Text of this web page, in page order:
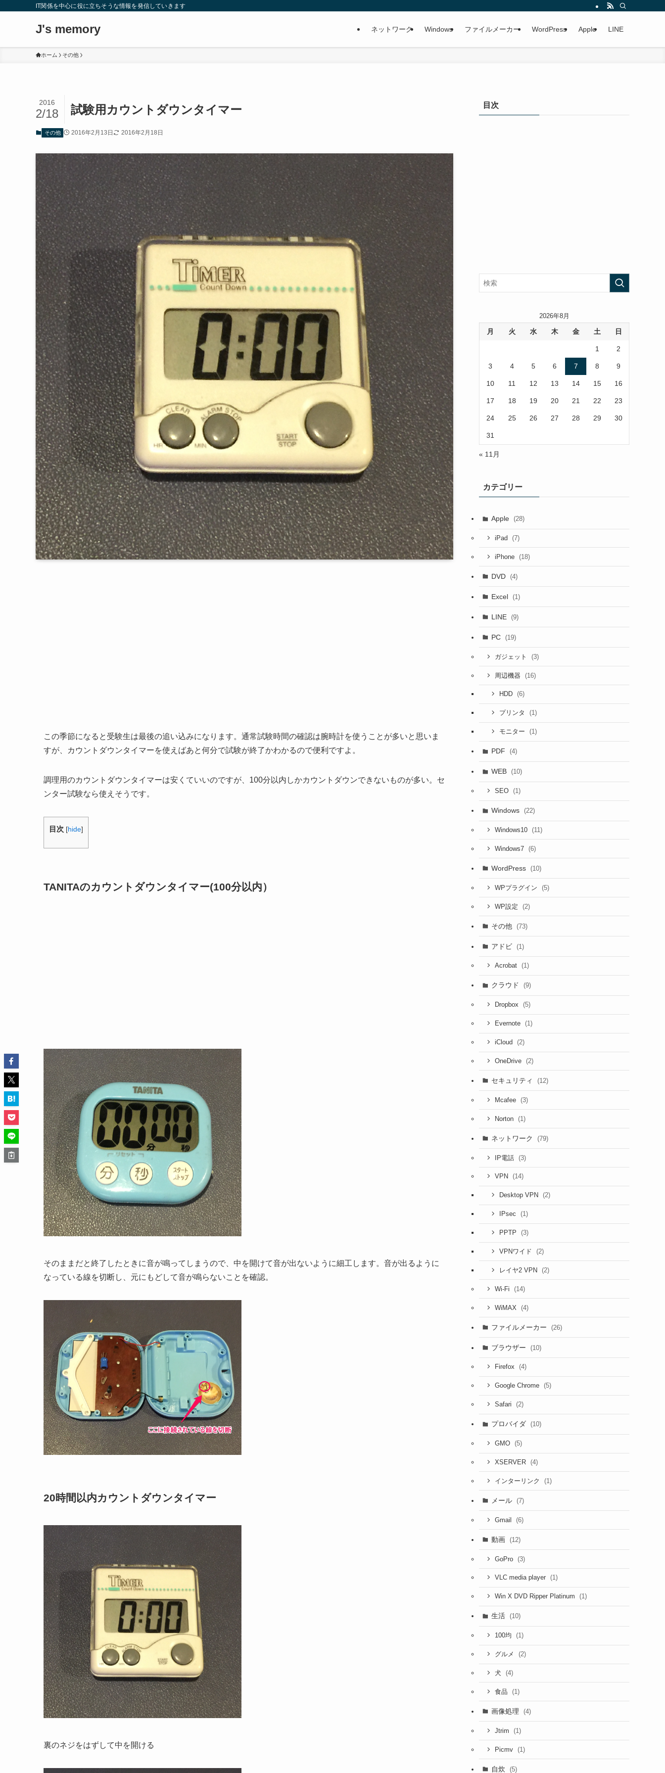
IT関係を中心に役に立ちそうな情報を発信していきます
J's memory ネットワーク Windows ファイルメーカー WordPress Apple LINE
ホーム その他
試験用カウントダウンタイマー
2016
2/18
その他 2016年2月13日 2016年2月18日
この季節になると受験生は最後の追い込みになります。通常試験時間の確認は腕時計を使うことが多いと思いま
すが、カウントダウンタイマーを使えばあと何分で試験が終了かわかるので便利ですよ。
調理用のカウントダウンタイマーは安くていいのですが、100分以内しかカウントダウンできないものが多い。セ
ンター試験なら使えそうです。
目次 [hide]
TANITAのカウントダウンタイマー(100分以内）
そのままだと終了したときに音が鳴ってしまうので、中を開けて音が出ないように細工します。音が出るように
なっている線を切断し、元にもどして音が鳴らないことを確認。
20時間以内カウントダウンタイマー
裏のネジをはずして中を開ける
目次
2026年8月
月 火 水 木 金 土 日
1 2
3 4 5 6 7 8 9
10 11 12 13 14 15 16
17 18 19 20 21 22 23
24 25 26 27 28 29 30
31
« 11月
カテゴリー
Apple (28)
iPad (7)
iPhone (18)
DVD (4)
Excel (1)
LINE (9)
PC (19)
ガジェット (3)
周辺機器 (16)
HDD (6)
プリンタ (1)
モニター (1)
PDF (4)
WEB (10)
SEO (1)
Windows (22)
Windows10 (11)
Windows7 (6)
WordPress (10)
WPプラグイン (5)
WP設定 (2)
その他 (73)
アドビ (1)
Acrobat (1)
クラウド (9)
Dropbox (5)
Evernote (1)
iCloud (2)
OneDrive (2)
セキュリティ (12)
Mcafee (3)
Norton (1)
ネットワーク (79)
IP電話 (3)
VPN (14)
Desktop VPN (2)
IPsec (1)
PPTP (3)
VPNワイド (2)
レイヤ2 VPN (2)
Wi-Fi (14)
WiMAX (4)
ファイルメーカー (26)
ブラウザー (10)
Firefox (4)
Google Chrome (5)
Safari (2)
プロバイダ (10)
GMO (5)
XSERVER (4)
インターリンク (1)
メール (7)
Gmail (6)
動画 (12)
GoPro (3)
VLC media player (1)
Win X DVD Ripper Platinum (1)
生活 (10)
100均 (1)
グルメ (2)
犬 (4)
食品 (1)
画像処理 (4)
Jtrim (1)
Picmv (1)
自炊 (5)